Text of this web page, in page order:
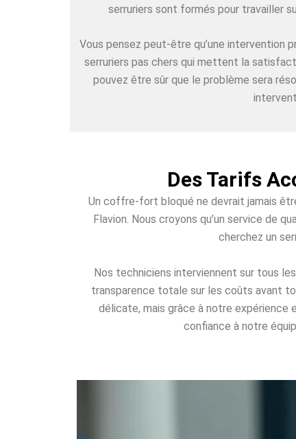
serruriers sont formés pour travailler
Vous pensez peut-être qu’une intervention
serruriers pas chers qui mettent la
pouvez être sûr que le problème sera
Des Tarifs
Un coffre-fort bloqué ne devrait jamais
Flavion. Nous croyons qu’un service de
cherchez un
Nos techniciens interviennent sur tous
transparence totale sur les coûts avant
délicate, mais grâce à notre expérience
confiance à notre